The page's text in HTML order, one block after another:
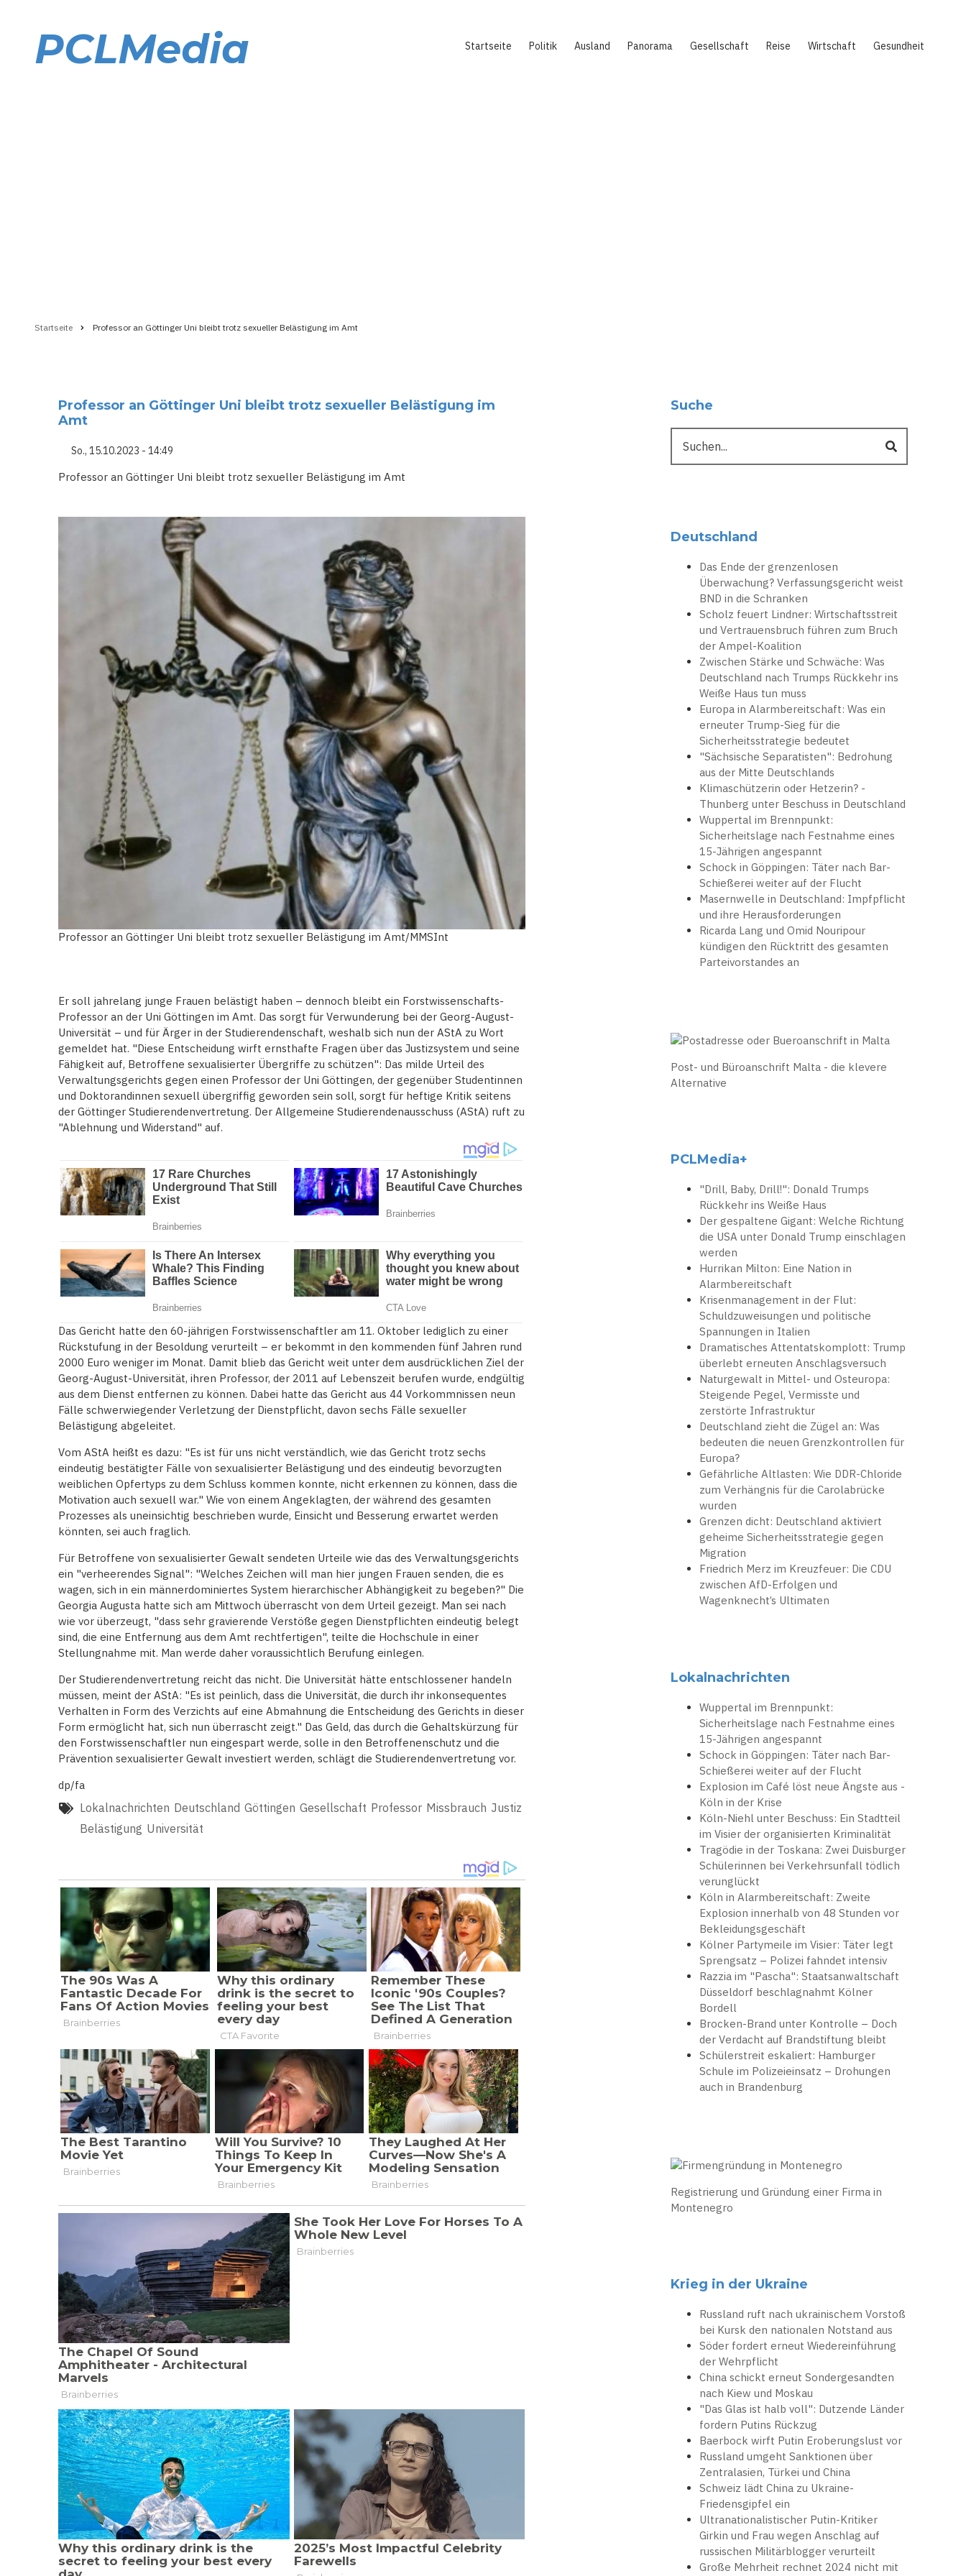
PCLMedia Startseite Politik Ausland Panorama Gesellschaft Reise Wirtschaft Gesundheit
Startseite Professor an Göttinger Uni bleibt trotz sexueller Belästigung im Amt
Professor an Göttinger Uni bleibt trotz sexueller Belästigung im
Amt
So., 15.10.2023 - 14:49
Professor an Göttinger Uni bleibt trotz sexueller Belästigung im Amt
Professor an Göttinger Uni bleibt trotz sexueller Belästigung im Amt/MMSInt
Er soll jahrelang junge Frauen belästigt haben – dennoch bleibt ein Forstwissenschafts-
Professor an der Uni Göttingen im Amt. Das sorgt für Verwunderung bei der Georg-August-
Universität – und für Ärger in der Studierendenschaft, weshalb sich nun der AStA zu Wort
gemeldet hat. "Diese Entscheidung wirft ernsthafte Fragen über das Justizsystem und seine
Fähigkeit auf, Betroffene sexualisierter Übergriffe zu schützen": Das milde Urteil des
Verwaltungsgerichts gegen einen Professor der Uni Göttingen, der gegenüber Studentinnen
und Doktorandinnen sexuell übergriffig geworden sein soll, sorgt für heftige Kritik seitens
der Göttinger Studierendenvertretung. Der Allgemeine Studierendenausschuss (AStA) ruft zu
"Ablehnung und Widerstand" auf.
Das Gericht hatte den 60-jährigen Forstwissenschaftler am 11. Oktober lediglich zu einer
Rückstufung in der Besoldung verurteilt – er bekommt in den kommenden fünf Jahren rund
2000 Euro weniger im Monat. Damit blieb das Gericht weit unter dem ausdrücklichen Ziel der
Georg-August-Universität, ihren Professor, der 2011 auf Lebenszeit berufen wurde, endgültig
aus dem Dienst entfernen zu können. Dabei hatte das Gericht aus 44 Vorkommnissen neun
Fälle schwerwiegender Verletzung der Dienstpflicht, davon sechs Fälle sexueller
Belästigung abgeleitet.
Vom AStA heißt es dazu: "Es ist für uns nicht verständlich, wie das Gericht trotz sechs
eindeutig bestätigter Fälle von sexualisierter Belästigung und des eindeutig bevorzugten
weiblichen Opfertyps zu dem Schluss kommen konnte, nicht erkennen zu können, dass die
Motivation auch sexuell war." Wie von einem Angeklagten, der während des gesamten
Prozesses als uneinsichtig beschrieben wurde, Einsicht und Besserung erwartet werden
könnten, sei auch fraglich.
Für Betroffene von sexualisierter Gewalt sendeten Urteile wie das des Verwaltungsgerichts
ein "verheerendes Signal": "Welches Zeichen will man hier jungen Frauen senden, die es
wagen, sich in ein männerdominiertes System hierarchischer Abhängigkeit zu begeben?" Die
Georgia Augusta hatte sich am Mittwoch überrascht von dem Urteil gezeigt. Man sei nach
wie vor überzeugt, "dass sehr gravierende Verstöße gegen Dienstpflichten eindeutig belegt
sind, die eine Entfernung aus dem Amt rechtfertigen", teilte die Hochschule in einer
Stellungnahme mit. Man werde daher voraussichtlich Berufung einlegen.
Der Studierendenvertretung reicht das nicht. Die Universität hätte entschlossener handeln
müssen, meint der AStA: "Es ist peinlich, dass die Universität, die durch ihr inkonsequentes
Verhalten in Form des Verzichts auf eine Abmahnung die Entscheidung des Gerichts in dieser
Form ermöglicht hat, sich nun überrascht zeigt." Das Geld, das durch die Gehaltskürzung für
den Forstwissenschaftler nun eingespart werde, solle in den Betroffenenschutz und die
Prävention sexualisierter Gewalt investiert werden, schlägt die Studierendenvertretung vor.
dp/fa
Lokalnachrichten Deutschland Göttingen Gesellschaft Professor Missbrauch Justiz
Belästigung Universität
Suche
Deutschland
Das Ende der grenzenlosen
Überwachung? Verfassungsgericht weist
BND in die Schranken
Scholz feuert Lindner: Wirtschaftsstreit
und Vertrauensbruch führen zum Bruch
der Ampel-Koalition
Zwischen Stärke und Schwäche: Was
Deutschland nach Trumps Rückkehr ins
Weiße Haus tun muss
Europa in Alarmbereitschaft: Was ein
erneuter Trump-Sieg für die
Sicherheitsstrategie bedeutet
"Sächsische Separatisten": Bedrohung
aus der Mitte Deutschlands
Klimaschützerin oder Hetzerin? -
Thunberg unter Beschuss in Deutschland
Wuppertal im Brennpunkt:
Sicherheitslage nach Festnahme eines
15-Jährigen angespannt
Schock in Göppingen: Täter nach Bar-
Schießerei weiter auf der Flucht
Masernwelle in Deutschland: Impfpflicht
und ihre Herausforderungen
Ricarda Lang und Omid Nouripour
kündigen den Rücktritt des gesamten
Parteivorstandes an
Post- und Büroanschrift Malta - die klevere
Alternative
PCLMedia+
"Drill, Baby, Drill!": Donald Trumps
Rückkehr ins Weiße Haus
Der gespaltene Gigant: Welche Richtung
die USA unter Donald Trump einschlagen
werden
Hurrikan Milton: Eine Nation in
Alarmbereitschaft
Krisenmanagement in der Flut:
Schuldzuweisungen und politische
Spannungen in Italien
Dramatisches Attentatskomplott: Trump
überlebt erneuten Anschlagsversuch
Naturgewalt in Mittel- und Osteuropa:
Steigende Pegel, Vermisste und
zerstörte Infrastruktur
Deutschland zieht die Zügel an: Was
bedeuten die neuen Grenzkontrollen für
Europa?
Gefährliche Altlasten: Wie DDR-Chloride
zum Verhängnis für die Carolabrücke
wurden
Grenzen dicht: Deutschland aktiviert
geheime Sicherheitsstrategie gegen
Migration
Friedrich Merz im Kreuzfeuer: Die CDU
zwischen AfD-Erfolgen und
Wagenknecht’s Ultimaten
Lokalnachrichten
Wuppertal im Brennpunkt:
Sicherheitslage nach Festnahme eines
15-Jährigen angespannt
Schock in Göppingen: Täter nach Bar-
Schießerei weiter auf der Flucht
Explosion im Café löst neue Ängste aus -
Köln in der Krise
Köln-Niehl unter Beschuss: Ein Stadtteil
im Visier der organisierten Kriminalität
Tragödie in der Toskana: Zwei Duisburger
Schülerinnen bei Verkehrsunfall tödlich
verunglückt
Köln in Alarmbereitschaft: Zweite
Explosion innerhalb von 48 Stunden vor
Bekleidungsgeschäft
Kölner Partymeile im Visier: Täter legt
Sprengsatz – Polizei fahndet intensiv
Razzia im "Pascha": Staatsanwaltschaft
Düsseldorf beschlagnahmt Kölner
Bordell
Brocken-Brand unter Kontrolle – Doch
der Verdacht auf Brandstiftung bleibt
Schülerstreit eskaliert: Hamburger
Schule im Polizeieinsatz – Drohungen
auch in Brandenburg
Registrierung und Gründung einer Firma in
Montenegro
Krieg in der Ukraine
Russland ruft nach ukrainischem Vorstoß
bei Kursk den nationalen Notstand aus
Söder fordert erneut Wiedereinführung
der Wehrpflicht
China schickt erneut Sondergesandten
nach Kiew und Moskau
"Das Glas ist halb voll": Dutzende Länder
fordern Putins Rückzug
Baerbock wirft Putin Eroberungslust vor
Russland umgeht Sanktionen über
Zentralasien, Türkei und China
Schweiz lädt China zu Ukraine-
Friedensgipfel ein
Ultranationalistischer Putin-Kritiker
Girkin und Frau wegen Anschlag auf
russischen Militärblogger verurteilt
Große Mehrheit rechnet 2024 nicht mit